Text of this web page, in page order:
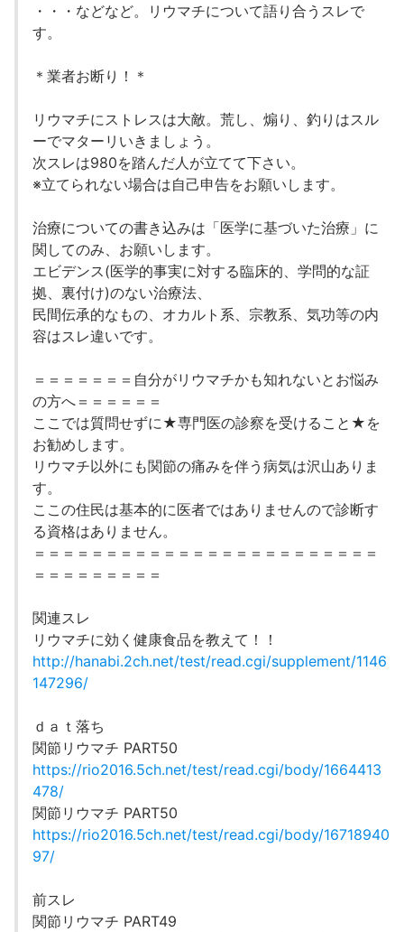
・・・などなど。リウマチについて語り合うスレで
す。
＊業者お断り！＊
リウマチにストレスは大敵。荒し、煽り、釣りはスル
ーでマターリいきましょう。
次スレは980を踏んだ人が立てて下さい。
※立てられない場合は自己申告をお願いします。
治療についての書き込みは「医学に基づいた治療」に
関してのみ、お願いします。
エビデンス(医学的事実に対する臨床的、学問的な証
拠、裏付け)のない治療法、
民間伝承的なもの、オカルト系、宗教系、気功等の内
容はスレ違いです。
＝＝＝＝＝＝＝自分がリウマチかも知れないとお悩み
の方へ＝＝＝＝＝＝
ここでは質問せずに★専門医の診察を受けること★を
お勧めします。
リウマチ以外にも関節の痛みを伴う病気は沢山ありま
す。
ここの住民は基本的に医者ではありませんので診断す
る資格はありません。
＝＝＝＝＝＝＝＝＝＝＝＝＝＝＝＝＝＝＝＝＝＝＝＝
＝＝＝＝＝＝＝＝＝
関連スレ
リウマチに効く健康食品を教えて！！
http://hanabi.2ch.net/test/read.cgi/supplement/1146
147296/
ｄａｔ落ち
関節リウマチ PART50
https://rio2016.5ch.net/test/read.cgi/body/1664413
478/
関節リウマチ PART50
https://rio2016.5ch.net/test/read.cgi/body/16718940
97/
前スレ
関節リウマチ PART49